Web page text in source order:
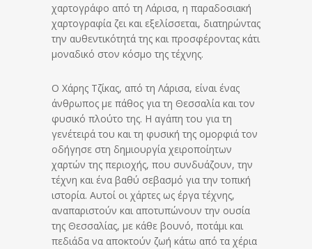
χαρτογράφο από τη Λάρισα, η παραδοσιακή
χαρτογραφία ζει και εξελίσσεται, διατηρώντας
την αυθεντικότητά της και προσφέροντας κάτι
μοναδικό στον κόσμο της τέχνης.
Ο Χάρης Τζίκας, από τη Λάρισα, είναι ένας
άνθρωπος με πάθος για τη Θεσσαλία και τον
φυσικό πλούτο της. Η αγάπη του για τη
γενέτειρά του και τη φυσική της ομορφιά τον
οδήγησε στη δημιουργία χειροποίητων
χαρτών της περιοχής, που συνδυάζουν, την
τέχνη και ένα βαθύ σεβασμό για την τοπική
ιστορία. Αυτοί οι χάρτες ως έργα τέχνης,
αναπαριστούν και αποτυπώνουν την ουσία
της Θεσσαλίας, με κάθε βουνό, ποτάμι και
πεδιάδα να αποκτούν ζωή κάτω από τα χέρια